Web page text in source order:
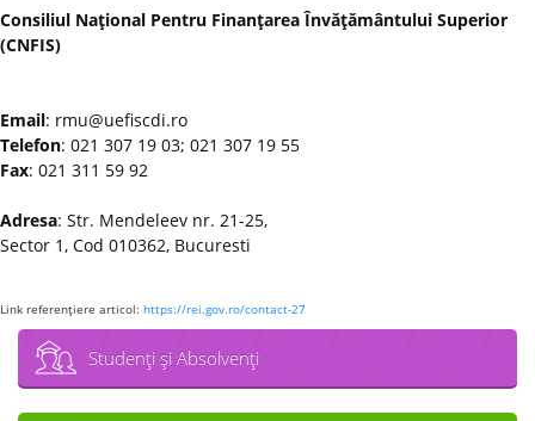
Consiliul Naţional Pentru Finanţarea Învăţământului Superior
(CNFIS)
Email: rmu@uefiscdi.ro
Telefon: 021 307 19 03; 021 307 19 55
Fax: 021 311 59 92
Adresa: Str. Mendeleev nr. 21-25,
Sector 1, Cod 010362, Bucuresti
Link referenţiere articol: https://rei.gov.ro/contact-27
Studenţi şi Absolvenţi